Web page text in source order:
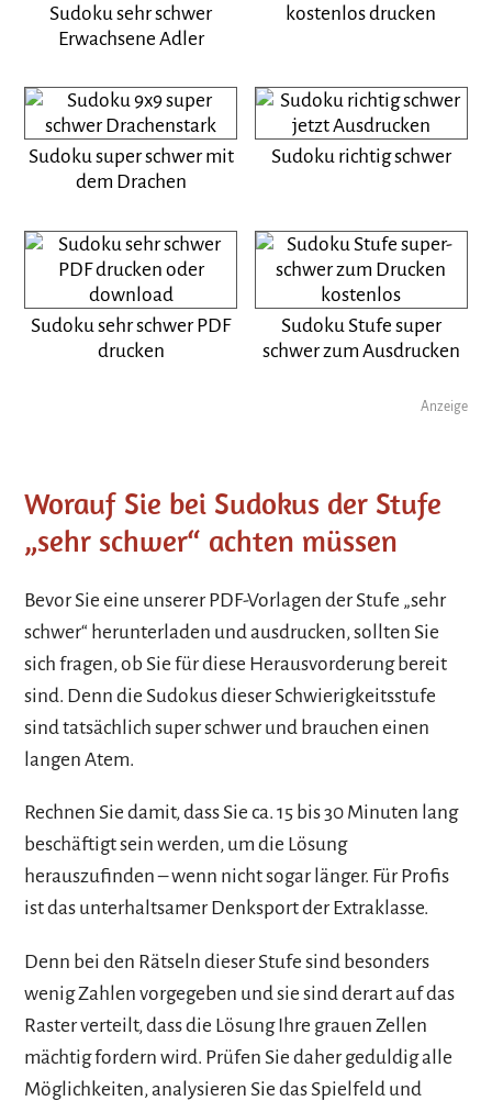
Sudoku sehr schwer
Erwachsene Adler
kostenlos drucken
Sudoku super schwer mit
dem Drachen
Sudoku richtig schwer
Sudoku sehr schwer PDF
drucken
Sudoku Stufe super
schwer zum Ausdrucken
Anzeige
Worauf Sie bei Sudokus der Stufe
„sehr schwer“ achten müssen
Bevor Sie eine unserer PDF-Vorlagen der Stufe „sehr
schwer“ herunterladen und ausdrucken, sollten Sie
sich fragen, ob Sie für diese Herausvorderung bereit
sind. Denn die Sudokus dieser Schwierigkeitsstufe
sind tatsächlich super schwer und brauchen einen
langen Atem.
Rechnen Sie damit, dass Sie ca. 15 bis 30 Minuten lang
beschäftigt sein werden, um die Lösung
herauszufinden – wenn nicht sogar länger. Für Profis
ist das unterhaltsamer Denksport der Extraklasse.
Denn bei den Rätseln dieser Stufe sind besonders
wenig Zahlen vorgegeben und sie sind derart auf das
Raster verteilt, dass die Lösung Ihre grauen Zellen
mächtig fordern wird. Prüfen Sie daher geduldig alle
Möglichkeiten, analysieren Sie das Spielfeld und